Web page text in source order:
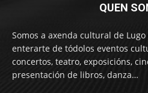
QUEN
Somos a axenda cultural de
enterarte de tódolos eventos
concertos, teatro, exposicións,
presentación de libros, danza…